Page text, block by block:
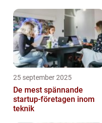
25 september 2025
De mest spännande
startup-företagen inom
teknik